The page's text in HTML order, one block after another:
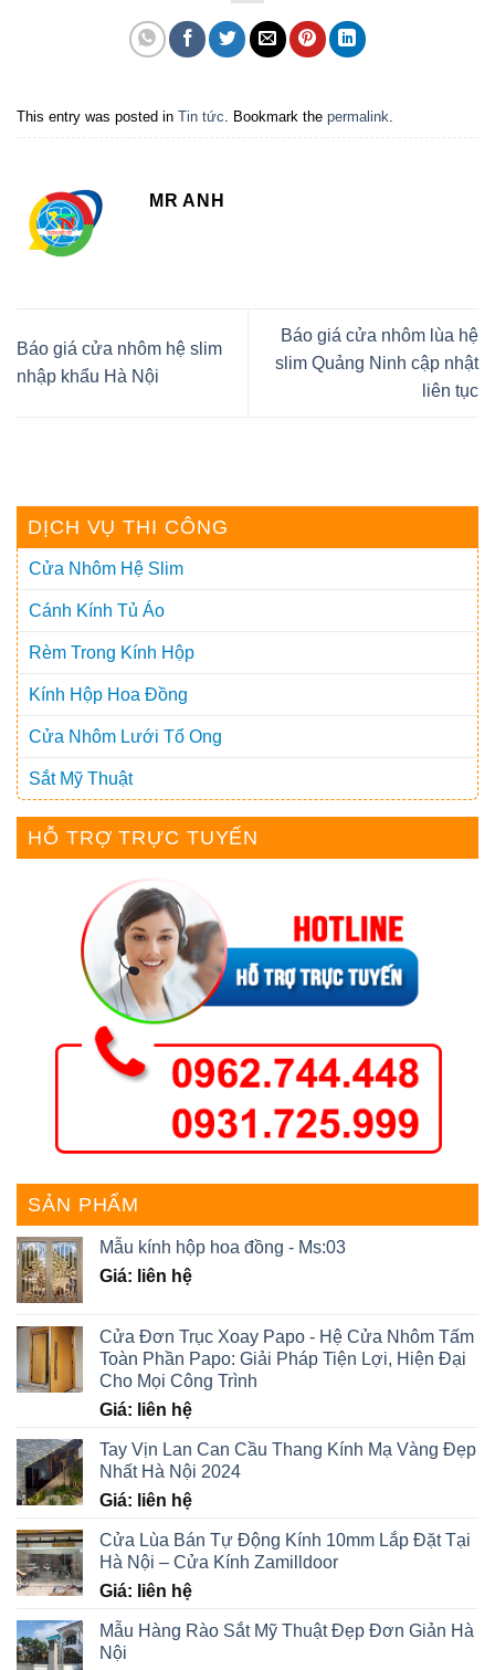
This entry was posted in Tin tức . Bookmark the permalink
MR ANH
Báo giá cửa nhôm hệ slim
nhập khẩu Hà Nội
Báo giá cửa nhôm lùa hệ
slim Quảng Ninh cập nhật
liên tục
DỊCH VỤ THI CÔNG
Cửa Nhôm Hệ Slim
Cánh Kính Tủ Áo
Rèm Trong Kính Hộp
Kính Hộp Hoa Đồng
Cửa Nhôm Lưới Tổ Ong
Sắt Mỹ Thuật
HỖ TRỢ TRỰC TUYẾN
SẢN PHẨM
Mẫu kính hộp hoa đồng - Ms:03
Giá: liên hệ
Cửa Đơn Trục Xoay Papo - Hệ Cửa Nhôm Tấm
Toàn Phần Papo: Giải Pháp Tiện Lợi, Hiện Đại
Cho Mọi Công Trình
Giá: liên hệ
Tay Vịn Lan Can Cầu Thang Kính Mạ Vàng Đẹp
Nhất Hà Nội 2024
Giá: liên hệ
Cửa Lùa Bán Tự Động Kính 10mm Lắp Đặt Tại
Hà Nội – Cửa Kính Zamilldoor
Giá: liên hệ
Mẫu Hàng Rào Sắt Mỹ Thuật Đẹp Đơn Giản Hà
Nội